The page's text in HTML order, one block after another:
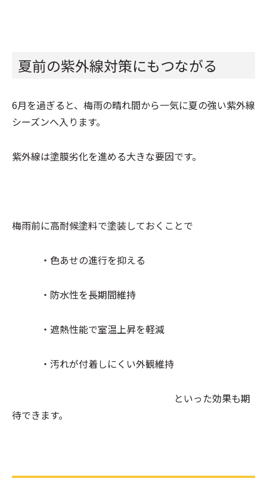
夏前の紫外線対策にもつながる
6月を過ぎると、梅雨の晴れ間から一気に夏の強い紫外線
シーズンへ入ります。
紫外線は塗膜劣化を進める大きな要因です。
梅雨前に高耐候塗料で塗装しておくことで
・色あせの進行を抑える
・防水性を長期間維持
・遮熱性能で室温上昇を軽減
・汚れが付着しにくい外観維持
といった効果も期
待できます。